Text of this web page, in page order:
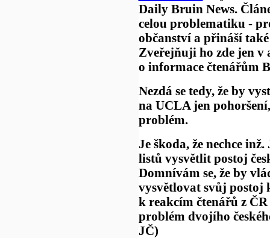
Daily Bruin News.
celou problematiku -
občanství a přináší
Zveřejňuji ho zde jen v
o informace čtenářům
Nezdá se tedy, že by
na UCLA jen
problém.
Je škoda, že nechce
listů vysvětlit postoj
Domnívám se, že by
vysvětlovat svůj postoj
k reakcím čtenářů z ČR
problém dvojího
JČ)